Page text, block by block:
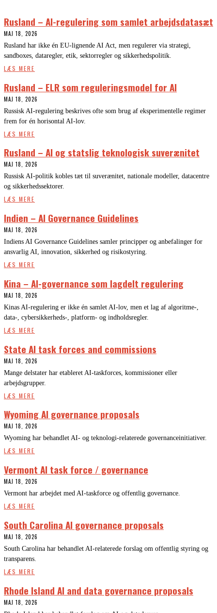
Rusland – AI-regulering som samlet arbejdsdatasæt
MAJ 18, 2026
Rusland har ikke én EU-lignende AI Act, men regulerer via strategi,
sandboxes, dataregler, etik, sektorregler og sikkerhedspolitik.
LÆS MERE
Rusland – ELR som reguleringsmodel for AI
MAJ 18, 2026
Russisk AI-regulering beskrives ofte som brug af eksperimentelle regimer
frem for én horisontal AI-lov.
LÆS MERE
Rusland – AI og statslig teknologisk suverænitet
MAJ 18, 2026
Russisk AI-politik kobles tæt til suverænitet, nationale modeller, datacentre
og sikkerhedssektorer.
LÆS MERE
Indien – AI Governance Guidelines
MAJ 18, 2026
Indiens AI Governance Guidelines samler principper og anbefalinger for
ansvarlig AI, innovation, sikkerhed og risikostyring.
LÆS MERE
Kina – AI-governance som lagdelt regulering
MAJ 18, 2026
Kinas AI-regulering er ikke én samlet AI-lov, men et lag af algoritme-,
data-, cybersikkerheds-, platform- og indholdsregler.
LÆS MERE
State AI task forces and commissions
MAJ 18, 2026
Mange delstater har etableret AI-taskforces, kommissioner eller
arbejdsgrupper.
LÆS MERE
Wyoming AI governance proposals
MAJ 18, 2026
Wyoming har behandlet AI- og teknologi-relaterede governanceinitiativer.
LÆS MERE
Vermont AI task force / governance
MAJ 18, 2026
Vermont har arbejdet med AI-taskforce og offentlig governance.
LÆS MERE
South Carolina AI governance proposals
MAJ 18, 2026
South Carolina har behandlet AI-relaterede forslag om offentlig styring og
transparens.
LÆS MERE
Rhode Island AI and data governance proposals
MAJ 18, 2026